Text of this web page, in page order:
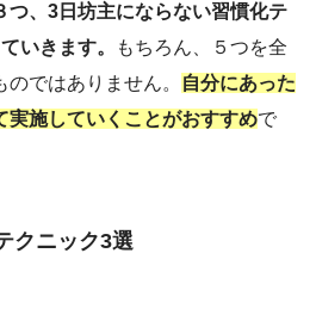
つ、3日坊主にならない習慣化テ
いきます。
もちろん、５つを全
ではありません。
自分にあった
実施していくことがおすすめで
クニック3選